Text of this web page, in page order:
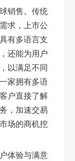
销售。传统
求，上市公
有多语言支
还能为用户
以满足不同
家拥有多语
户直接了解
，加速交易
场的商机挖
体验与满意